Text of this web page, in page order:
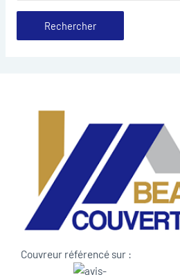
Couvreur référencé sur :